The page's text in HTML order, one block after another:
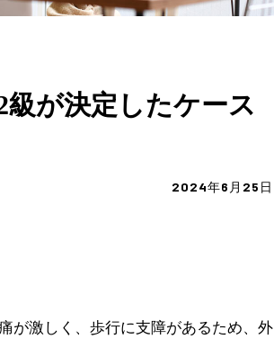
が決定したケース
2024年6月25日
が激しく、歩行に支障があるため、外